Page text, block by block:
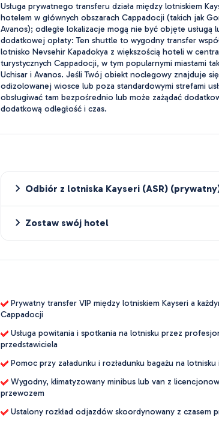
Usługa prywatnego transferu działa między lotniskiem
hotelem w głównych obszarach Cappadocji (takich jak
Avanos); odległe lokalizacje mogą nie być objęte usługą
dodatkowej opłaty: Ten shuttle to wygodny transfer
lotnisko Nevsehir Kapadokya z większością hoteli w
turystycznych Cappadocji, w tym popularnymi miastami
Uchisar i Avanos. Jeśli Twój obiekt noclegowy znajduje
odizolowanej wiosce lub poza standardowymi strefami
obsługiwać tam bezpośrednio lub może zażądać
dodatkową odległość i czas.
Odbiór z lotniska Kayseri (ASR)
Zostaw swój hotel
Prywatny transfer VIP między lotniskiem Kayseri a
Cappadocji
Usługa powitania i spotkania na lotnisku przez
przedstawiciela
Pomoc przy załadunku i rozładunku bagażu na
Wygodny, klimatyzowany minibus lub van z
przewozem
Ustalony rozkład odjazdów skoordynowany z czasem